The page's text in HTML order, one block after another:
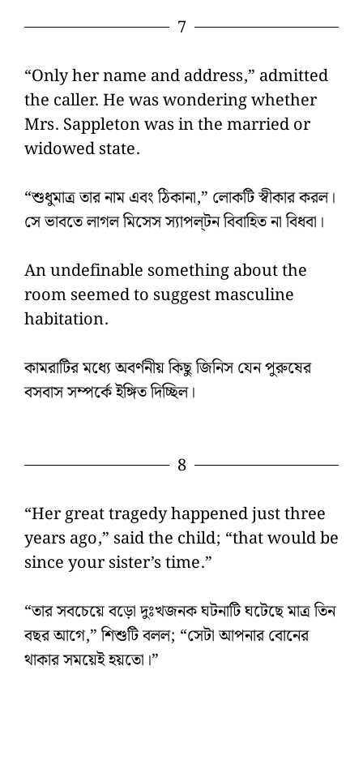
7
“Only her name and address,” admitted
the caller. He was wondering whether
Mrs. Sappleton was in the married or
widowed state.
“শুধুমাত্র তার নাম এবং ঠিকানা,” লোকটি স্বীকার করল।
সে ভাবতে লাগল মিসেস স্যাপল্‌টন বিবাহিত না বিধবা।
An undefinable something about the
room seemed to suggest masculine
habitation.
কামরাটির মধ্যে অবর্ণনীয় কিছু জিনিস যেন পুরুষের
বসবাস সম্পর্কে ইঙ্গিত দিচ্ছিল।
8
“Her great tragedy happened just three
years ago,” said the child; “that would be
since your sister’s time.”
“তার সবচেয়ে বড়ো দুঃখজনক ঘটনাটি ঘটেছে মাত্র তিন
বছর আগে,” শিশুটি বলল; “সেটা আপনার বোনের
থাকার সময়েই হয়তো।”